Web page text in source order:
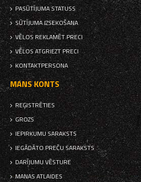
PASŪTĪJUMA STATUSS
SŪTĪJUMA IZSEKOŠANA
VĒLOS REKLAMĒT PRECI
VĒLOS ATGRIEZT PRECI
KONTAKTPERSONA
MANS KONTS
REĢISTRĒTIES
GROZS
IEPIRKUMU SARAKSTS
IEGĀDĀTO PREČU SARAKSTS
DARĪJUMU VĒSTURE
MANAS ATLAIDES